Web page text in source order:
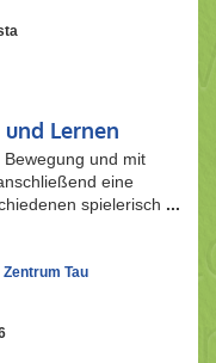
Lernen
und mit
eine
spielerisch ...
Tau